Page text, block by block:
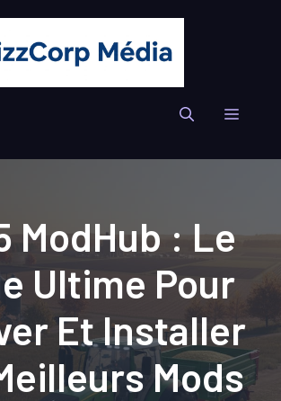
Menu
ModHub : Le
Ultime Pour
Et Installer
Mods